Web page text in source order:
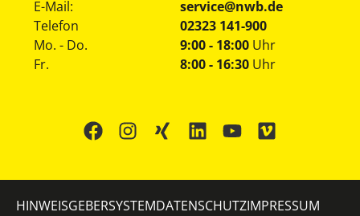
E-Mail:
service@nwb.de
Telefon
02323 141-900
Mo. - Do.
Fr.
9:00 - 18:00 Uhr
8:00 - 16:30 Uhr
HINWEISGEBERSYSTEMDATENSCHUTZIMPRESSUM